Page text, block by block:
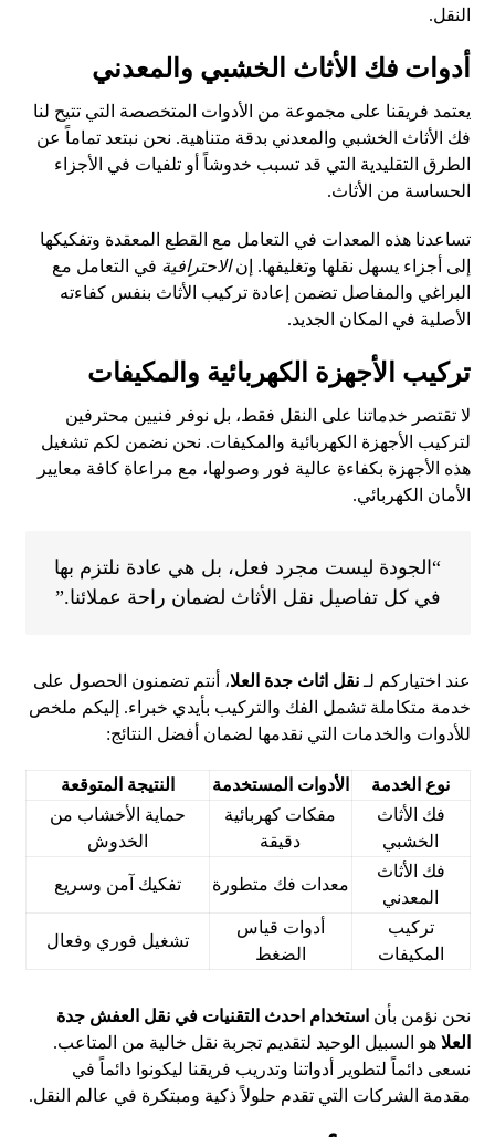
النقل.
أدوات فك الأثاث الخشبي والمعدني
يعتمد فريقنا على مجموعة من الأدوات المتخصصة التي تتيح لنا
فك الأثاث الخشبي والمعدني بدقة متناهية. نحن نبتعد تماماً عن
الطرق التقليدية التي قد تسبب خدوشاً أو تلفيات في الأجزاء
الحساسة من الأثاث.
تساعدنا هذه المعدات في التعامل مع القطع المعقدة وتفكيكها
إلى أجزاء يسهل نقلها وتغليفها. إنالاحترافية في التعامل مع
البراغي والمفاصل تضمن إعادة تركيب الأثاث بنفس كفاءته
الأصلية في المكان الجديد.
تركيب الأجهزة الكهربائية والمكيفات
لا تقتصر خدماتنا على النقل فقط، بل نوفر فنيين محترفين
لتركيب الأجهزة الكهربائية والمكيفات. نحن نضمن لكم تشغيل
هذه الأجهزة بكفاءة عالية فور وصولها، مع مراعاة كافة معايير
الأمان الكهربائي.
“الجودة ليست مجرد فعل، بل هي عادة نلتزم بها
في كل تفاصيل نقل الأثاث لضمان راحة عملائنا.”
عند اختياركم لـنقل اثاث جدة العلا، أنتم تضمنون الحصول على
خدمة متكاملة تشمل الفك والتركيب بأيدي خبراء. إليكم ملخص
للأدوات والخدمات التي نقدمها لضمان أفضل النتائج:
نوع الخدمة الأدوات المستخدمة
النتيجة المتوقعة
فك الأثاث
الخشبي
مفكات كهربائية
دقيقة
حماية الأخشاب من
الخدوش
فك الأثاث
المعدني
معدات فك متطورة تفكيك آمن وسريع
تركيب
المكيفات
أدوات قياس
الضغط
تشغيل فوري وفعال
نحن نؤمن بأن استخدام احدث التقنيات في نقل العفش جدة
العلا هو السبيل الوحيد لتقديم تجربة نقل خالية من المتاعب.
نسعى دائماً لتطوير أدواتنا وتدريب فريقنا ليكونوا دائماً في
مقدمة الشركات التي تقدم حلولاً ذكية ومبتكرة في عالم النقل.